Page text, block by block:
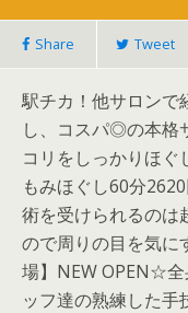
Share Tweet
駅チカ！他サロンで
し、コスパ◎の本格
コリをしっかりほ
もみほぐし60分
術を受けられるのは
ので周りの目を気に
場】NEW OPEN☆
ッフ達の熟練した手